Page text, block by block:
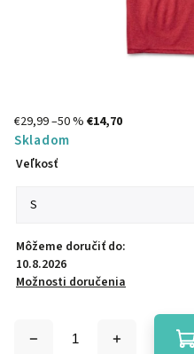
€29,99–50 % €14,70
Skladom
Veľkosť
Môžeme doručiť do:
10.8.2026
Možnosti doručenia